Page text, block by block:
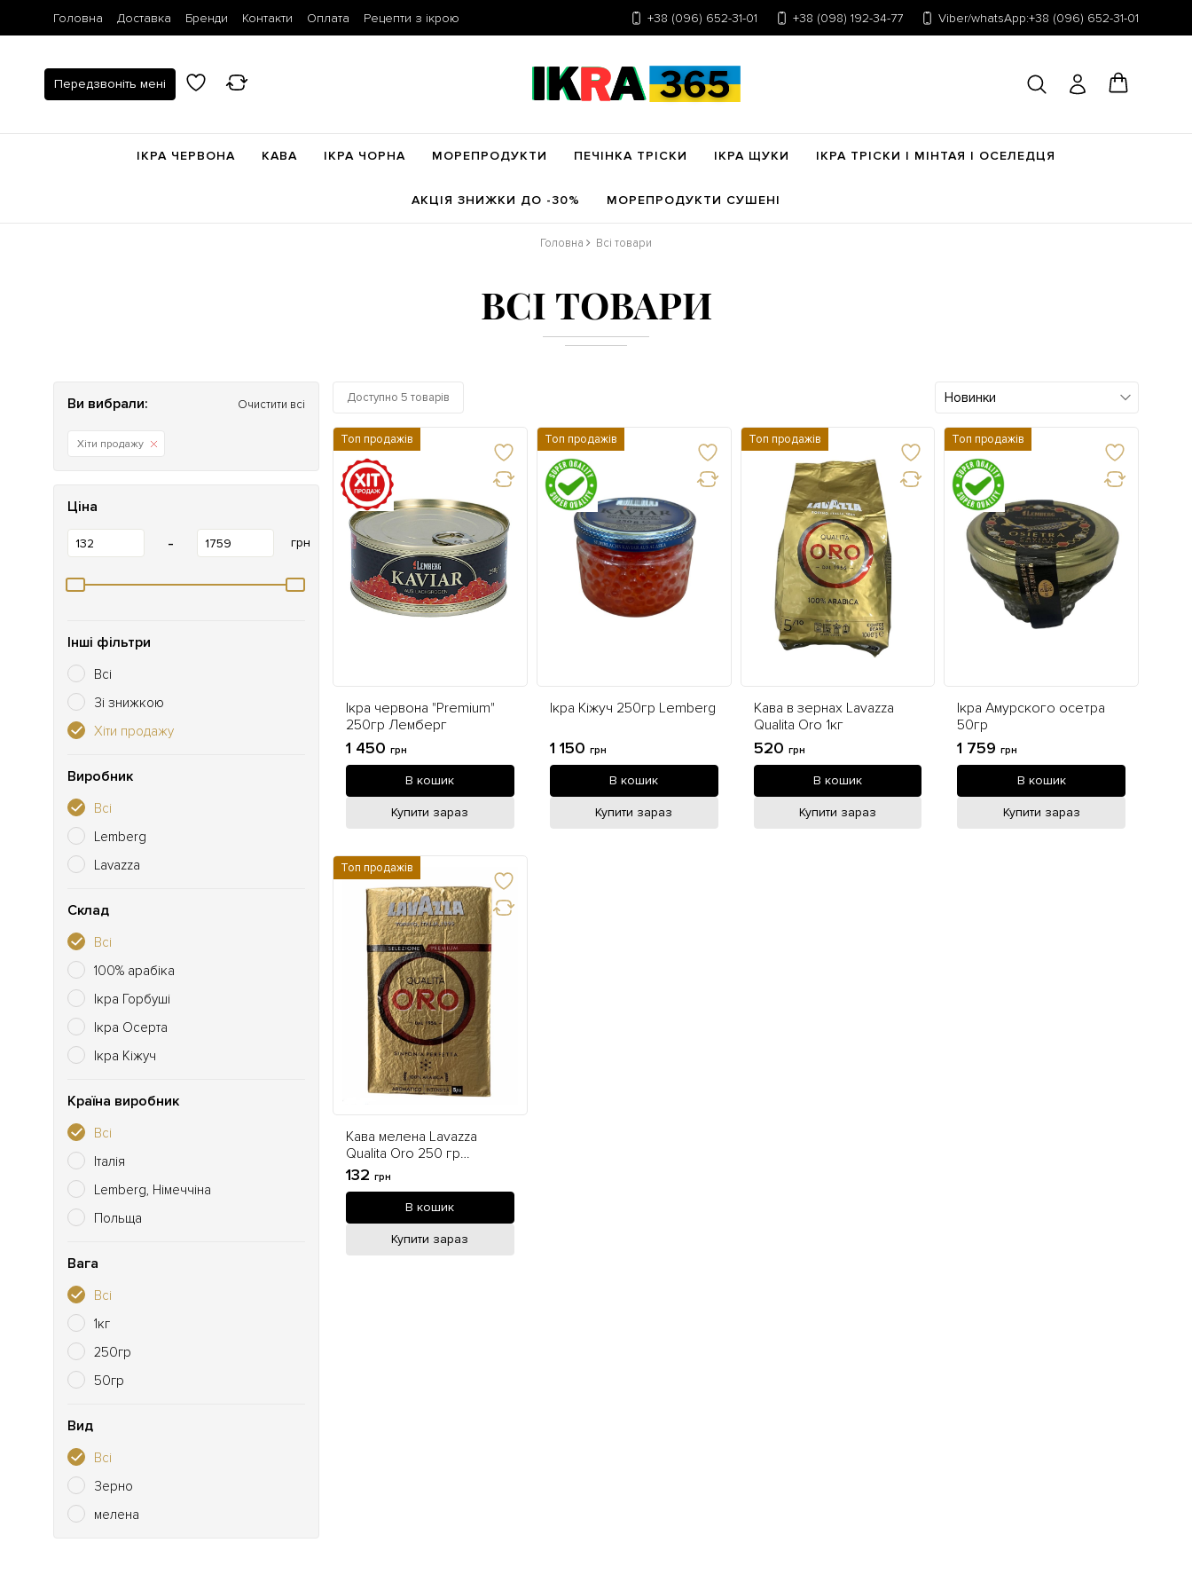
Головна Доставка Бренди Контакти Оплата Рецепти з ікрою +38 (096) 652-31-01 +38 (098) 192-34-77 Viber/whatsApp:+38 (096) 652-31-01
Передзвоніть мені
ІКРА ЧЕРВОНА КАВА ІКРА ЧОРНА МОРЕПРОДУКТИ ПЕЧІНКА ТРІСКИ ІКРА ЩУКИ ІКРА ТРІСКИ | МІНТАЯ | ОСЕЛЕДЦЯ
АКЦІЯ ЗНИЖКИ ДО -30% МОРЕПРОДУКТИ СУШЕНІ
Головна Всі товари
ВСІ ТОВАРИ
Ви вибрали: Очистити всі
Хіти продажу
Ціна
- грн
Інші фільтри
Всі
Зі знижкою
Хіти продажу
Виробник
Всі
Lemberg
Lavazza
Склад
Всі
100% арабіка
Ікра Горбуші
Ікра Осерта
Ікра Кіжуч
Країна виробник
Всі
Італія
Lemberg, Німеччіна
Польща
Вага
Всі
1кг
250гр
50гр
Вид
Всі
Зерно
мелена
Доступно 5 товарів Новинки
Топ продажів
Ікра червона "Premium"
250гр Лемберг
1 450 грн
В кошик
Купити зараз
Топ продажів
Ікра Кіжуч 250гр Lemberg
1 150 грн
В кошик
Купити зараз
Топ продажів
Кава в зернах Lavazza
Qualita Oro 1кг
520 грн
В кошик
Купити зараз
Топ продажів
Ікра Амурского осетра
50гр
1 759 грн
В кошик
Купити зараз
Топ продажів
Кава мелена Lavazza
Qualita Oro 250 гр
Польща
132 грн
В кошик
Купити зараз